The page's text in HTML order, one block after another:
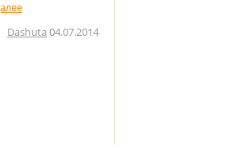
Dashuta 04.07.2014